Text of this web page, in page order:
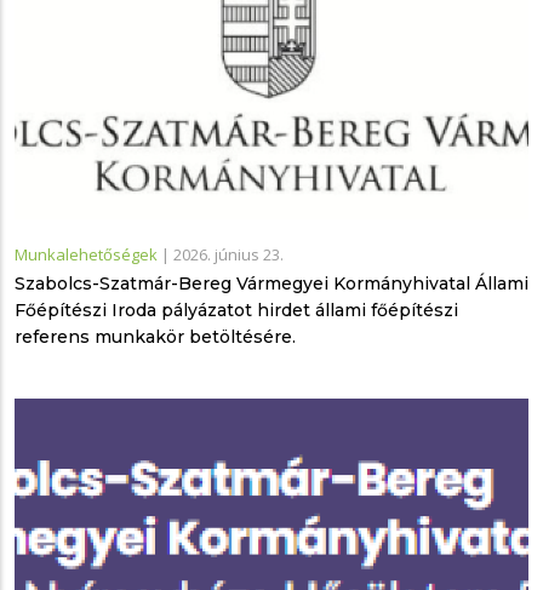
Munkalehetőségek | 2026. június 23.
Szabolcs-Szatmár-Bereg Vármegyei Kormányhivatal Állami
Főépítészi Iroda pályázatot hirdet állami főépítészi
referens munkakör betöltésére.